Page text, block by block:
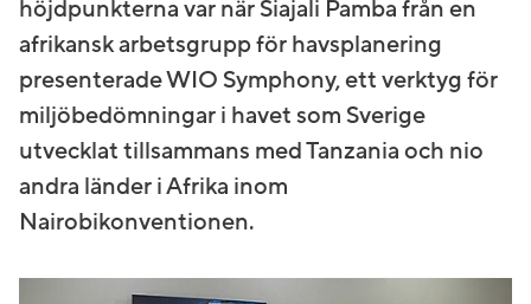
höjdpunkterna var när Siajali Pamba från en
afrikansk arbetsgrupp för havsplanering
presenterade WIO Symphony, ett verktyg för
miljöbedömningar i havet som Sverige
utvecklat tillsammans med Tanzania och nio
andra länder i Afrika inom
Nairobikonventionen.